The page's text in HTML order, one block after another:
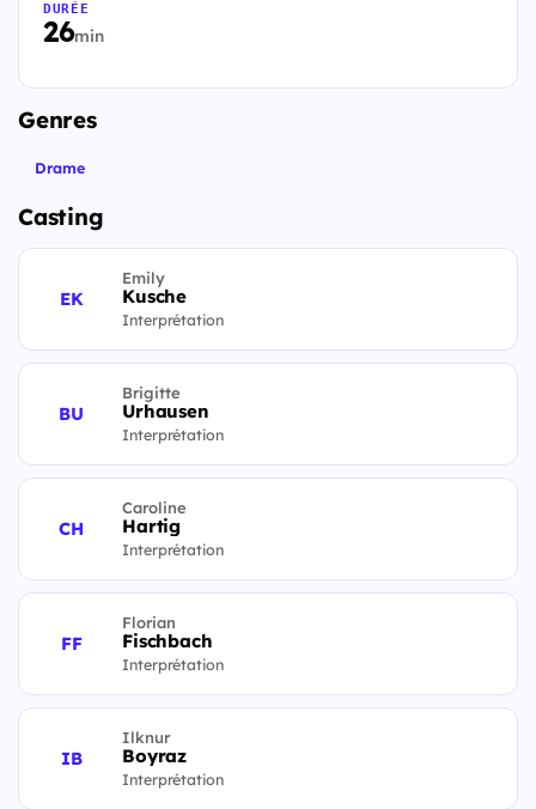
26min
DURÉE
Genres
Drame
Casting
EK
Emily
Kusche
Interprétation
BU
Brigitte
Urhausen
Interprétation
CH
Caroline
Hartig
Interprétation
FF
Florian
Fischbach
Interprétation
IB
Ilknur
Boyraz
Interprétation